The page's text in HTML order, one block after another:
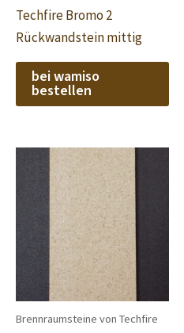
Techfire Bromo 2
Rückwandstein mittig
bei wamiso
bestellen
Brennraumsteine von Techfire